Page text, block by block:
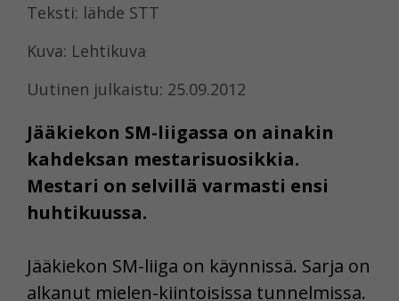
Teksti: lähde STT
Kuva: Lehtikuva
Uutinen julkaistu: 25.09.2012
Jääkiekon SM-liigassa on ainakin
kahdeksan mestarisuosikkia.
Mestari on selvillä varmasti ensi
huhtikuussa.
Jääkiekon SM-liiga on käynnissä. Sarja on
alkanut mielen-kiintoisissa tunnelmissa.